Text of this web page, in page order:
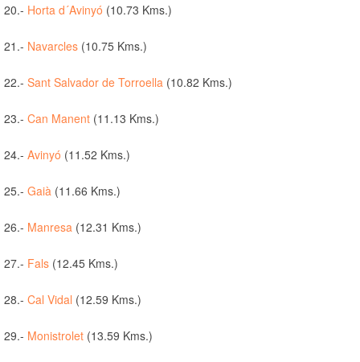
20.- Horta d´Avinyó (10.73 Kms.)
21.- Navarcles (10.75 Kms.)
22.- Sant Salvador de Torroella (10.82 Kms.)
23.- Can Manent (11.13 Kms.)
24.- Avinyó (11.52 Kms.)
25.- Gaià (11.66 Kms.)
26.- Manresa (12.31 Kms.)
27.- Fals (12.45 Kms.)
28.- Cal Vidal (12.59 Kms.)
29.- Monistrolet (13.59 Kms.)